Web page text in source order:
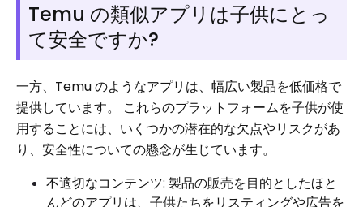
Temu の類似アプリは子供にとっ
て安全ですか?
一方、Temu のようなアプリは、幅広い製品を低価格で
提供しています。 これらのプラットフォームを子供が使
用することには、いくつかの潜在的な欠点やリスクがあ
り、安全性についての懸念が生じています。
不適切なコンテンツ: 製品の販売を目的としたほと
んどのアプリは、子供たちをリスティングや広告を